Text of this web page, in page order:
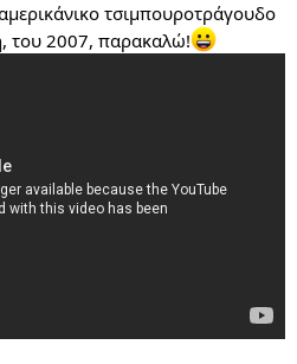
τσιμπουροτράγουδο
του 2007, παρακαλώ!